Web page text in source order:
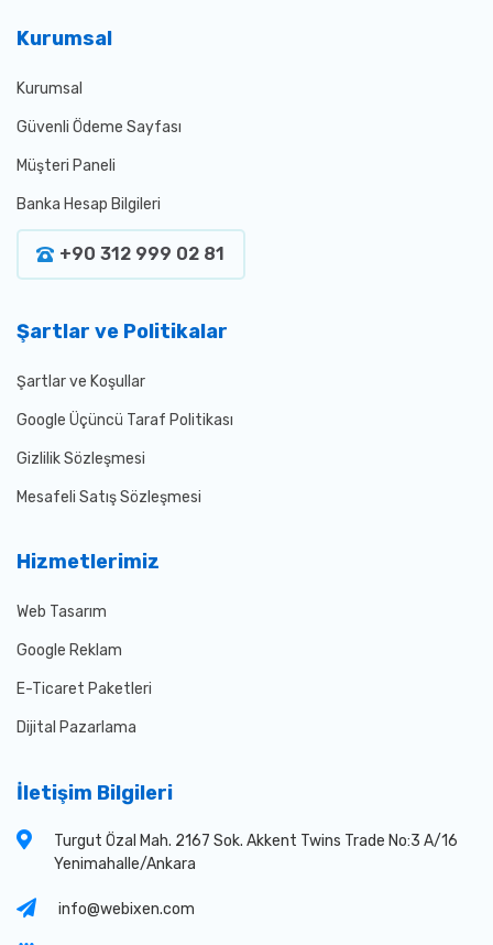
Kurumsal
Kurumsal
Güvenli Ödeme Sayfası
Müşteri Paneli
Banka Hesap Bilgileri
+90 312 999 02 81
Şartlar ve Politikalar
Şartlar ve Koşullar
Google Üçüncü Taraf Politikası
Gizlilik Sözleşmesi
Mesafeli Satış Sözleşmesi
Hizmetlerimiz
Web Tasarım
Google Reklam
E-Ticaret Paketleri
Dijital Pazarlama
İletişim Bilgileri
Turgut Özal Mah. 2167 Sok. Akkent Twins Trade No:3 A/16
Yenimahalle/Ankara
info@webixen.com